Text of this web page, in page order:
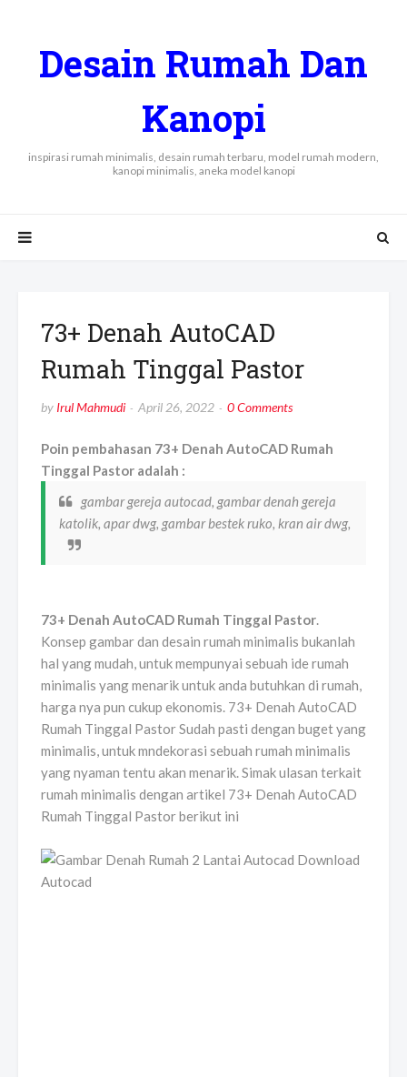
Desain Rumah Dan
Kanopi
inspirasi rumah minimalis, desain rumah terbaru, model rumah modern,
kanopi minimalis, aneka model kanopi
73+ Denah AutoCAD
Rumah Tinggal Pastor
by Irul Mahmudi April 26, 2022 0 Comments
Poin pembahasan 73+ Denah AutoCAD Rumah
Tinggal Pastor adalah :
gambar gereja autocad, gambar denah gereja
katolik, apar dwg, gambar bestek ruko, kran air dwg,
73+ Denah AutoCAD Rumah Tinggal Pastor.
Konsep gambar dan desain rumah minimalis bukanlah
hal yang mudah, untuk mempunyai sebuah ide rumah
minimalis yang menarik untuk anda butuhkan di rumah,
harga nya pun cukup ekonomis. 73+ Denah AutoCAD
Rumah Tinggal Pastor Sudah pasti dengan buget yang
minimalis, untuk mndekorasi sebuah rumah minimalis
yang nyaman tentu akan menarik. Simak ulasan terkait
rumah minimalis dengan artikel 73+ Denah AutoCAD
Rumah Tinggal Pastor berikut ini